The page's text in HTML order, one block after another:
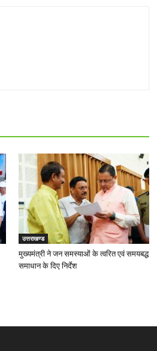
उत्तराखण्ड
मुख्यमंत्री ने जन समस्याओं के त्वरित एवं समयबद्ध
समाधान के दिए निर्देश